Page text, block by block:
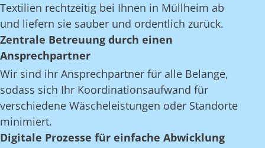
Textilien rechtzeitig bei Ihnen in Müllheim ab
und liefern sie sauber und ordentlich zurück.
Zentrale Betreuung durch einen
Ansprechpartner
Wir sind ihr Ansprechpartner für alle Belange,
sodass sich Ihr Koordinationsaufwand für
verschiedene Wäscheleistungen oder Standorte
minimiert.
Digitale Prozesse für einfache Abwicklung